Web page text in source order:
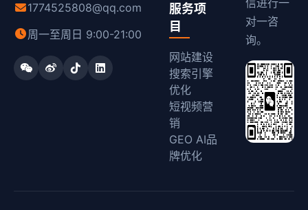
1774525808@qq.com
周一至周日 9:00-21:00
服务项
目
网站建设
搜索引擎
优化
短视频营
销
GEO AI品
牌优化
信进行一
对一咨
询。